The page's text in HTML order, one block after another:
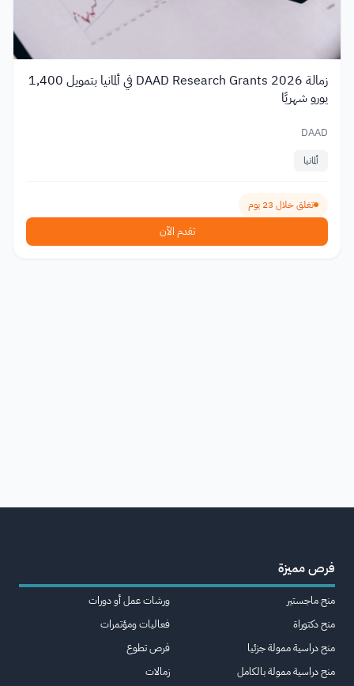
زمالة DAAD Research Grants 2026 في ألمانيا بتمويل 1,400
يورو شهريًا
DAAD
ألمانيا
تغلق خلال 23 يوم
تقدم الآن
فرص مميزة
منح ماجستير
منح دكتوراة
منح دراسية ممولة جزئيا
منح دراسية ممولة بالكامل
ورشات عمل أو دورات
فعاليات ومؤتمرات
فرص تطوع
زمالات